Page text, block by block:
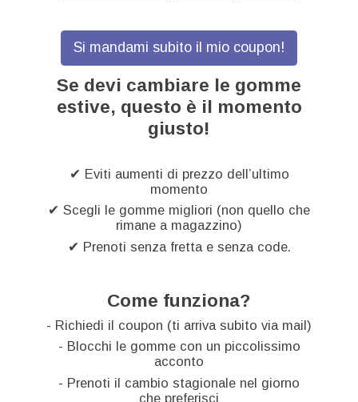
Si mandami subito il mio coupon!
Se devi cambiare le gomme
estive, questo è il momento
giusto!
✔ Eviti aumenti di prezzo dell’ultimo
momento
✔ Scegli le gomme migliori (non quello che
rimane a magazzino)
✔ Prenoti senza fretta e senza code.
Come funziona?
- Richiedi il coupon (ti arriva subito via mail)
- Blocchi le gomme con un piccolissimo
acconto
- Prenoti il cambio stagionale nel giorno
che preferisci